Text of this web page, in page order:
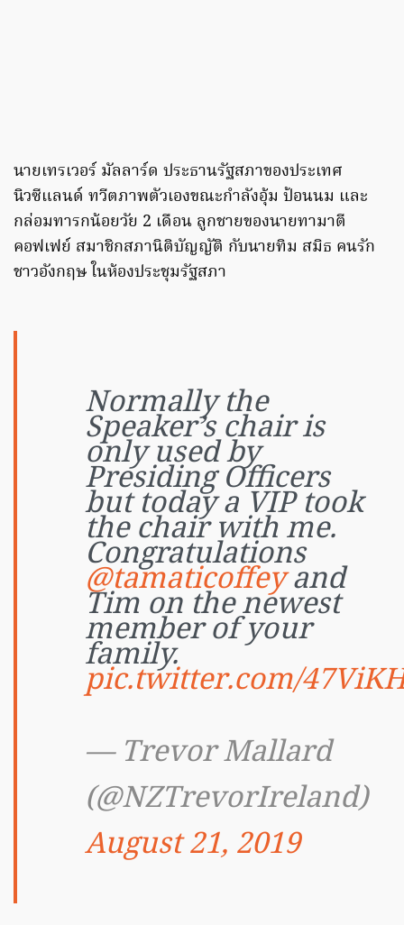
นายเทรเวอร์ มัลลาร์ด ประธานรัฐสภาของประเทศ
นิวซีแลนด์ ทวีตภาพตัวเองขณะกำลังอุ้ม ป้อนนม และ
กล่อมทารกน้อยวัย 2 เดือน ลูกชายของนายทามาตี
คอฟเฟย์ สมาชิกสภานิติบัญญัติ กับนายทิม สมิธ คนรัก
ชาวอังกฤษ ในห้องประชุมรัฐสภา
Normally the
Speaker’s chair is
only used by
Presiding Officers
but today a VIP took
the chair with me.
Congratulations
@tamaticoffeyand
Tim on the newest
member of your
family.
pic.twitter.com/
— Trevor Mallard
(@NZTrevorIreland)
August 21, 2019